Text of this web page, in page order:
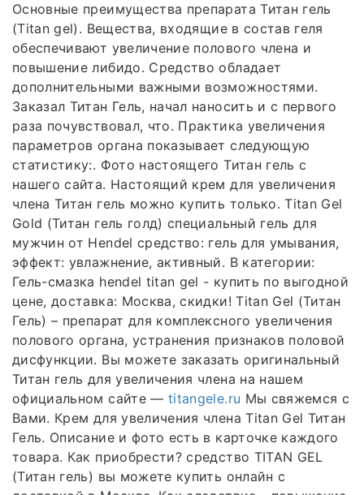
Основные преимущества препарата Титан гель
(Titan gel). Вещества, входящие в состав геля
обеспечивают увеличение полового члена и
повышение либидо. Средство обладает
дополнительными важными возможностями.
Заказал Титан Гель, начал наносить и с первого
раза почувствовал, что. Практика увеличения
параметров органа показывает следующую
статистику:. Фото настоящего Титан гель с
нашего сайта. Настоящий крем для увеличения
члена Титан гель можно купить только. Titan Gel
Gold (Титан гель голд) специальный гель для
мужчин от Hendel средство: гель для умывания,
эффект: увлажнение, активный. В категории:
Гель-смазка hendel titan gel - купить по выгодной
цене, доставка: Москва, скидки! Titan Gel (Титан
Гель) – препарат для комплексного увеличения
полового органа, устранения признаков половой
дисфункции. Вы можете заказать оригинальный
Титан гель для увеличения члена на нашем
официальном сайте —titangele.ru Мы свяжемся с
Вами. Крем для увеличения члена Titan Gel Титан
Гель. Описание и фото есть в карточке каждого
товара. Как приобрести? средство TITAN GEL
(Титан гель) вы можете купить онлайн с